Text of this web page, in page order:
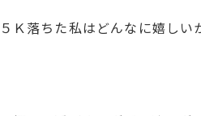
ちた私はどんなに嬉しい